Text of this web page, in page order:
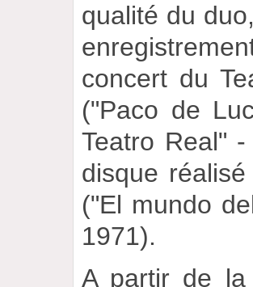
qualité du
concert du
("Paco de
Teatro Real"
disque
("El mundo
1971).
A partir de la